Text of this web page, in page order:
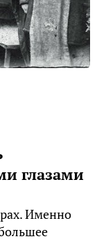
глазами
Именно